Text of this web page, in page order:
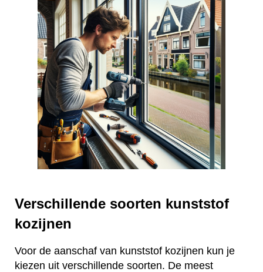
Verschillende soorten kunststof
kozijnen
Voor de aanschaf van kunststof kozijnen kun je
kiezen uit verschillende soorten. De meest